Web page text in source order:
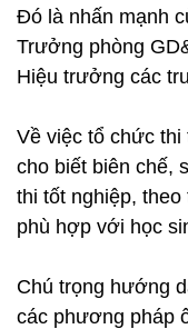
Đó là nhấn mạnh
Trưởng phòng
Hiệu trưởng các
Về việc tổ chức
cho biết biên chế,
thi tốt nghiệp,
phù hợp với học
Chú trọng hướng
các phương pháp